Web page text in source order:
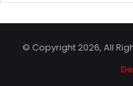
© Copyright 2026, All